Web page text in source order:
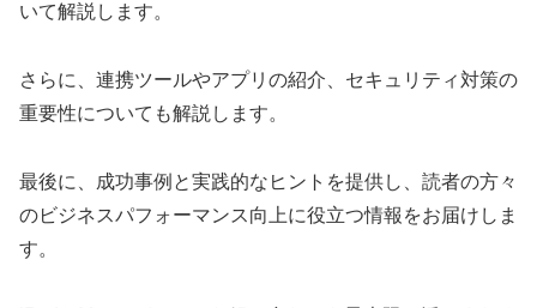
いて解説します。
さらに、連携ツールやアプリの紹介、セキュリティ対策の
重要性についても解説します。
最後に、成功事例と実践的なヒントを提供し、読者の方々
のビジネスパフォーマンス向上に役立つ情報をお届けしま
す。